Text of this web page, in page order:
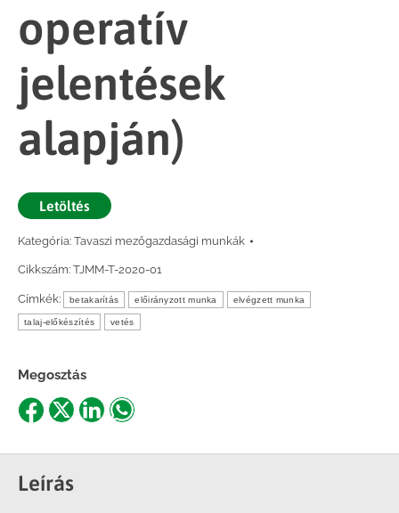
operatív
jelentések
alapján)
Letöltés
Kategória: Tavaszi mezőgazdasági munkák
Cikkszám: TJMM-T-2020-01
Címkék: betakarítás előirányzott munka elvégzett munka
talaj-előkészítés vetés
Megosztás
Share
Facebook
Share
X
ShareShare
Leírás